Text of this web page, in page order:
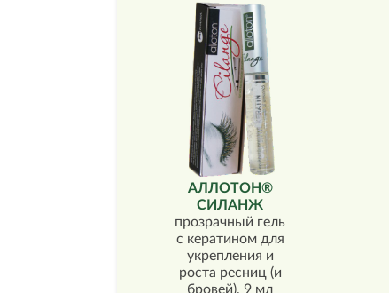
АЛЛОТОН®
СИЛАНЖ
прозрачный гель
с кератином для
укрепления и
роста ресниц (и
бровей), 9 мл